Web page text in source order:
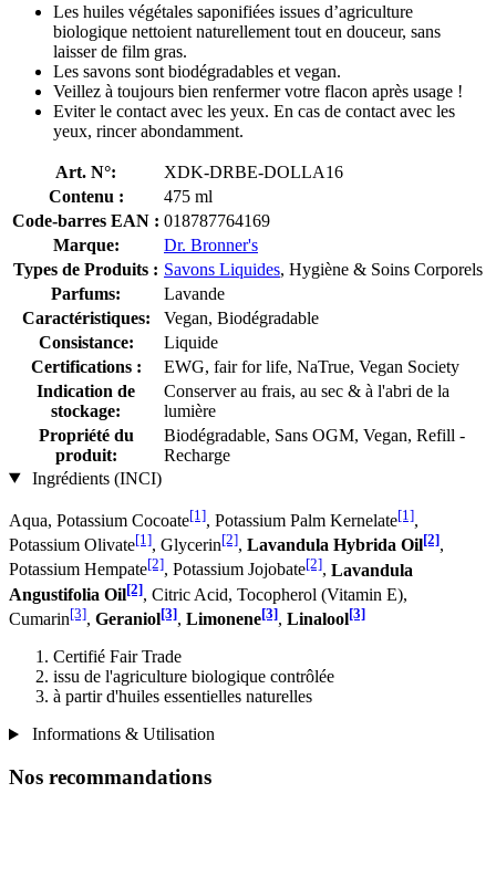
Les huiles végétales saponifiées issues d’agriculture
biologique nettoient naturellement tout en douceur, sans
laisser de film gras.
Les savons sont biodégradables et vegan.
Veillez à toujours bien renfermer votre flacon après usage !
Eviter le contact avec les yeux. En cas de contact avec les
yeux, rincer abondamment.
Art. N°:
XDK-DRBE-DOLLA16
Contenu :
475 ml
Code-barres EAN : 018787764169
Marque:
Dr. Bronner's
Types de Produits : Savons Liquides, Hygiène & Soins Corporels
Parfums:
Lavande
Caractéristiques:
Vegan, Biodégradable
Consistance:
Liquide
Certifications :
EWG, fair for life, NaTrue, Vegan Society
Indication de
stockage:
Conserver au frais, au sec & à l'abri de la
lumière
Propriété du
produit:
Biodégradable, Sans OGM, Vegan, Refill -
Recharge
Ingrédients (INCI)
Aqua, Potassium Cocoate[1], Potassium Palm Kernelate[1],
Potassium Olivate[1], Glycerin[2], Lavandula Hybrida Oil[2],
Potassium Hempate[2], Potassium Jo­jobate[2], Lavandula
Angustifolia Oil[2], Citric Acid, Tocopherol (Vitamin E),
Cumarin[3], Geraniol[3], Limonene[3], Linalool[3]
Certifié Fair Trade
issu de l'agriculture biologique contrôlée
à partir d'huiles essentielles naturelles
Informations & Utilisation
Nos recommandations